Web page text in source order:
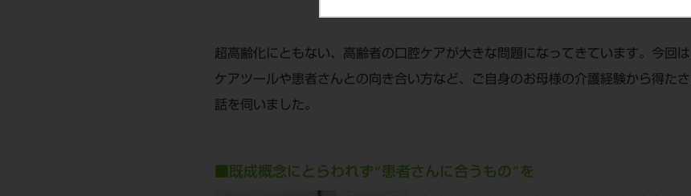
超高齢化にともない、高齢者の口腔ケアが大きな問題になってきています。今回
ケアツールや患者さんとの向き合い方など、ご自身のお母様の介護経験から得た
話を伺いました。
■既成概念にとらわれず“患者さんに合うもの”を